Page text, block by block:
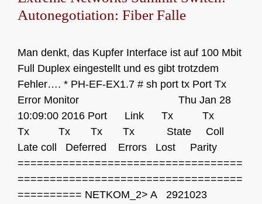
Autonegotiation: Fiber Falle
Man denkt, das Kupfer Interface ist auf 100 Mbit
Full Duplex eingestellt und es gibt trotzdem
Fehler…. * PH-EF-EX1.7 # sh port tx Port Tx
Error Monitor Thu Jan 28
10:09:00 2016 Port Link Tx Tx
Tx Tx Tx Tx State Coll
Late coll Deferred Errors Lost Parity
===================================
===================================
========== NETKOM_2> A 2921023